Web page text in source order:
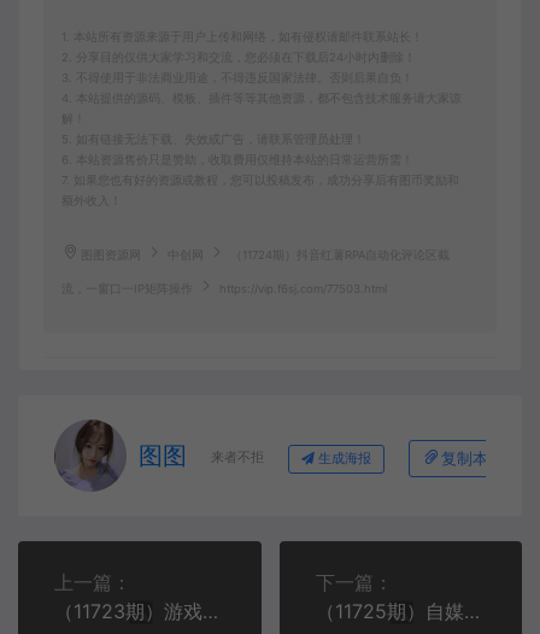
1. 本站所有资源来源于用户上传和网络，如有侵权请邮件联系站长！
2. 分享目的仅供大家学习和交流，您必须在下载后24小时内删除！
3. 不得使用于非法商业用途，不得违反国家法律。否则后果自负！
4. 本站提供的源码、模板、插件等等其他资源，都不包含技术服务请大家谅
5. 如有链接无法下载、失效或广告，请联系管理员处理！
6. 本站资源售价只是赞助，收取费用仅维持本站的日常运营所需！
7. 如果您也有好的资源或教程，您可以投稿发布，成功分享后有图币奖励和
额外收入！
图图资源网 中创网 （11724期）抖音红薯RPA自动化评论区截
流，一窗口一IP矩阵操作 https://vip.f6sj.com/77503.html
图图 来者不拒 生成海报 复制本文链接
上一篇：
（11723期）游戏自动搬砖副业项目，日入1000+ 适合宝妈小白
下一篇：
（11725期）自媒体-副业课，从0开始，玩转自媒体——你的副业赚钱指南（58节课）